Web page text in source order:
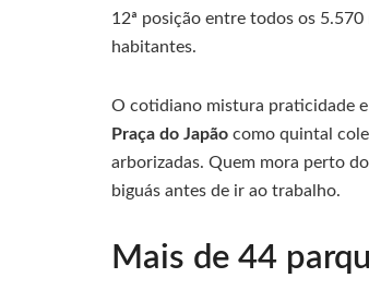
12ª posição entre todos os
habitantes.
O cotidiano mistura praticidade
Praça do Japão como quintal
arborizadas. Quem mora perto do
biguás antes de ir ao trabalho.
Mais de 44